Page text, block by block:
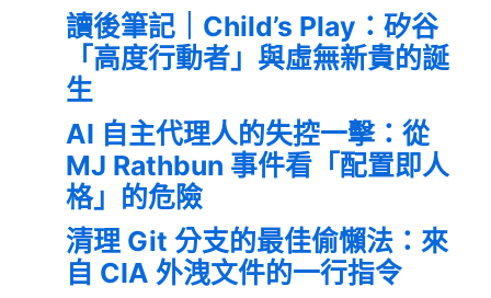
讀後筆記｜Child’s Play：矽谷
「高度行動者」與虛無新貴的誕
生
AI 自主代理人的失控一擊：從
MJ Rathbun 事件看「配置即人
格」的危險
清理 Git 分支的最佳偷懶法：來
自 CIA 外洩文件的一行指令